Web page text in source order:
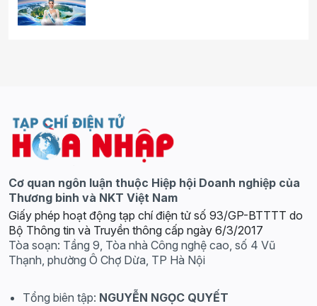
Cơ quan ngôn luận thuộc Hiệp hội Doanh nghiệp của
Thương binh và NKT Việt Nam
Giấy phép hoạt động tạp chí điện tử số 93/GP-BTTTT do
Bộ Thông tin và Truyền thông cấp ngày 6/3/2017
Tòa soạn: Tầng 9, Tòa nhà Công nghệ cao, số 4 Vũ
Thạnh, phường Ô Chợ Dừa, TP Hà Nội
Tổng biên tập: NGUYỄN NGỌC QUYẾT